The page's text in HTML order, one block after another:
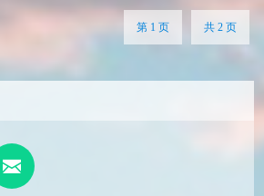
的呢？ Part1 来自欧洲进口商的要求 进口商对于制
造商的要求有五个方面： ■ 制造商需要按照MDR
签署欧盟授权代表协议 ■ 对于每个产品需...
第 1 页 共 2 页